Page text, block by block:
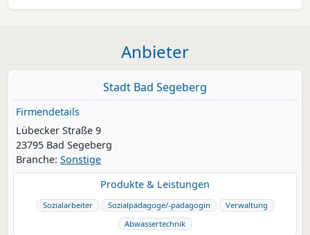
Anbieter
Stadt Bad Segeberg
Firmendetails
Lübecker Straße 9
23795 Bad Segeberg
Branche: Sonstige
Produkte & Leistungen
Sozialarbeiter Sozialpädagoge/-pädagogin
Verwaltung
Abwassertechnik